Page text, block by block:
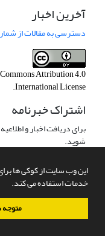
این وب سایت از کوکی ها
خدمات استفاده می کند.
آخرین اخبار
دسترسی به مقالات از شماره 1 الی 65 پژوهشهای
Attribution 4.0
International License
.
اشتراک خبرنامه
برای دریافت اخبار و
شوید.
سامانه مدیریت نشریات